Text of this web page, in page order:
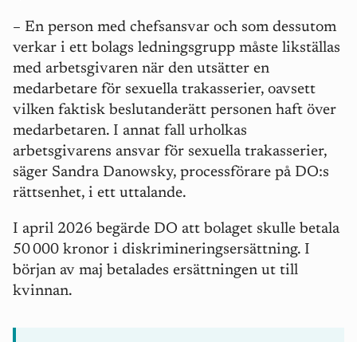
– En person med chefsansvar och som dessutom
verkar i ett bolags ledningsgrupp måste likställas
med arbetsgivaren när den utsätter en
medarbetare för sexuella trakasserier, oavsett
vilken faktisk beslutanderätt personen haft över
medarbetaren. I annat fall urholkas
arbetsgivarens ansvar för sexuella trakasserier,
säger Sandra Danowsky, processförare på DO:s
rättsenhet, i ett uttalande.
I april 2026 begärde DO att bolaget skulle betala
50000 kronor i diskrimineringsersättning. I
början av maj betalades ersättningen ut till
kvinnan.